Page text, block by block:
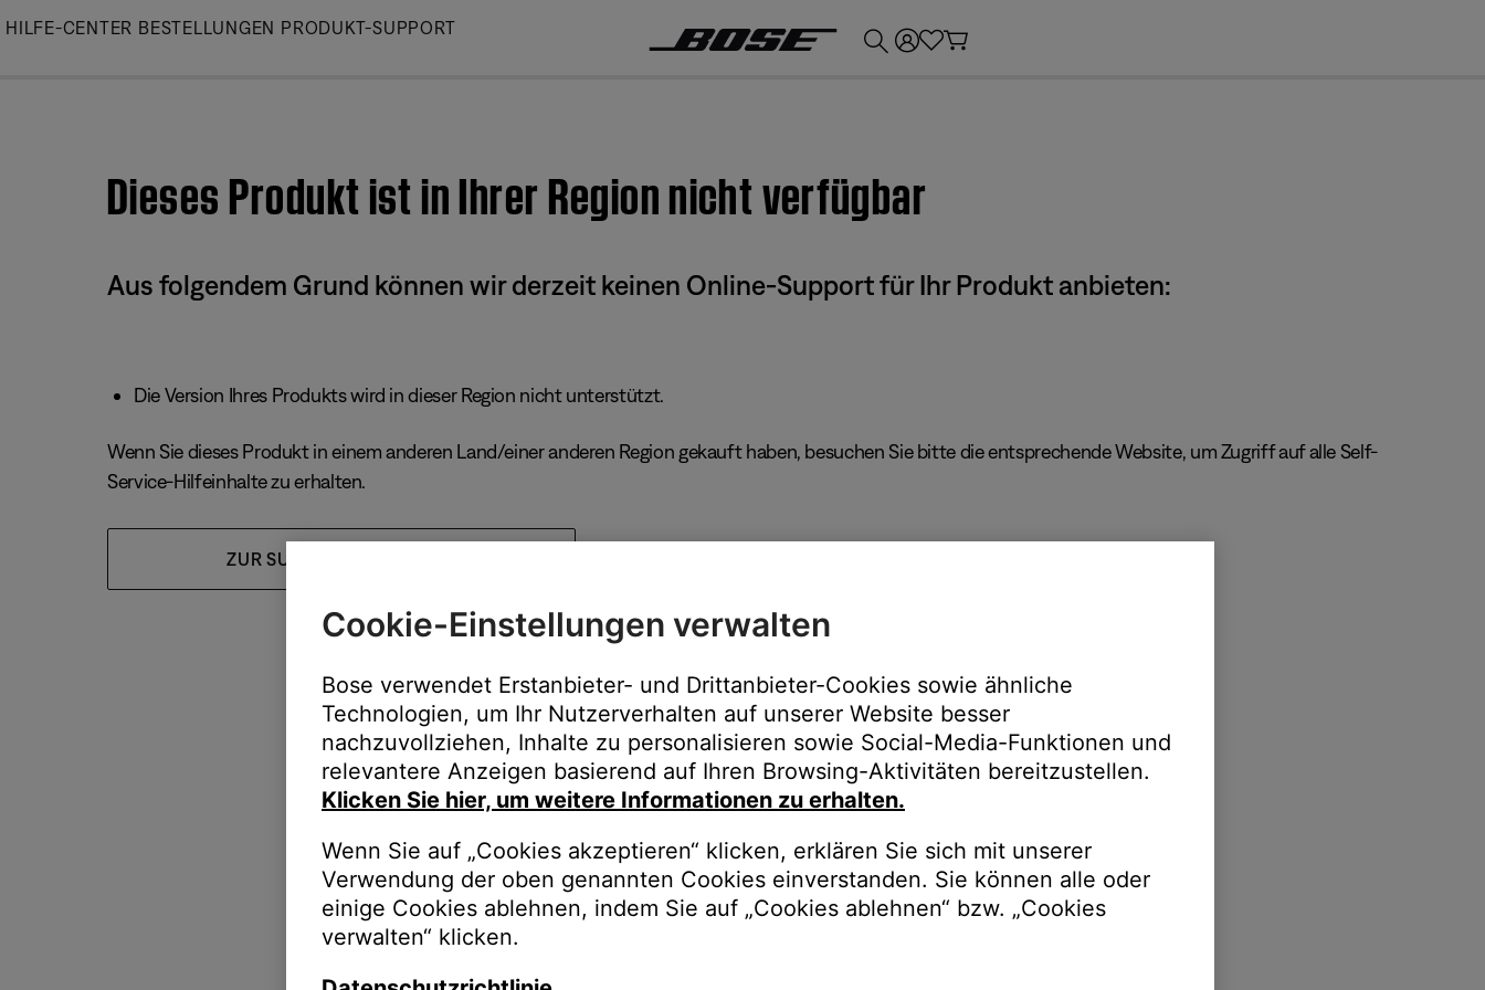
Skip
HILFE-CENTER BESTELLUNGEN PRODUKT-SUPPORT
Dieses Produkt ist in Ihrer Region nicht verfügbar
Aus folgendem Grund können wir derzeit keinen Online-Support für Ihr Produkt anbieten:
Die Version Ihres Produkts wird in dieser Region nicht unterstützt.
Wenn Sie dieses Produkt in einem anderen Land/einer anderen Region gekauft haben, besuchen Sie bitte die entsprechende Website, um Zugriff auf alle Self-
Service-Hilfeinhalte zu erhalten.
ZUR SUPPORT-HOMEPAGE
Cookie-Einstellungen verwalten
Bose verwendet Erstanbieter- und Drittanbieter-Cookies sowie ähnliche
Technologien, um Ihr Nutzerverhalten auf unserer Website besser
nachzuvollziehen, Inhalte zu personalisieren sowie Social-Media-Funktionen und
relevantere Anzeigen basierend auf Ihren Browsing-Aktivitäten bereitzustellen.
Klicken Sie hier, um weitere Informationen zu erhalten.
Wenn Sie auf „Cookies akzeptieren“ klicken, erklären Sie sich mit unserer
Verwendung der oben genannten Cookies einverstanden. Sie können alle oder
einige Cookies ablehnen, indem Sie auf „Cookies ablehnen“ bzw. „Cookies
verwalten“ klicken.